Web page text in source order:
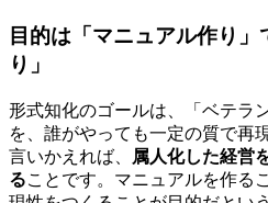
目的は「マニュアル作り」
り」
形式知化のゴールは、「ベテラ
を、誰がやっても一定の質で再
言いかえれば、
属人化した経営
ることです。マニュアルを作る